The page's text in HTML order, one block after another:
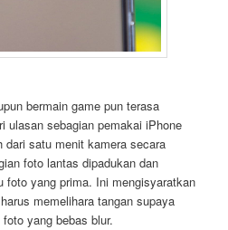
bermain game pun terasa
ulasan sebagian pemakai iPhone
dari satu menit kamera secara
foto lantas dipadukan dan
foto yang prima. Ini mengisyaratkan
memelihara tangan supaya
yang bebas blur.